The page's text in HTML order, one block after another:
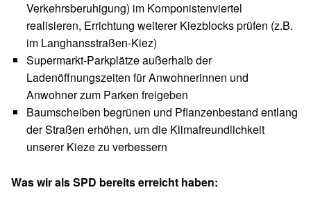
Verkehrsberuhigung) im Komponistenviertel
realisieren, Errichtung weiterer Kiezblocks prüfen (z.B.
im Langhansstraßen-Kiez)
Supermarkt-Parkplätze außerhalb der
Ladenöffnungszeiten für Anwohnerinnen und
Anwohner zum Parken freigeben
Baumscheiben begrünen und Pflanzenbestand entlang
der Straßen erhöhen, um die Klimafreundlichkeit
unserer Kieze zu verbessern
Was wir als SPD bereits erreicht haben: